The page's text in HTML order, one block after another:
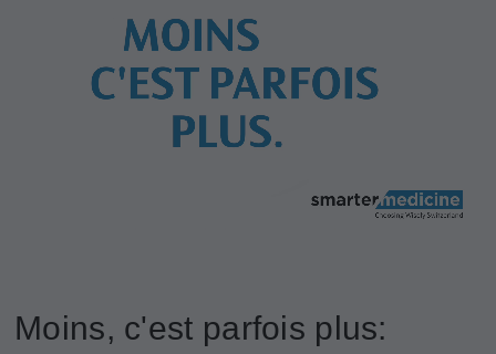
Moins, c'est parfois plus: